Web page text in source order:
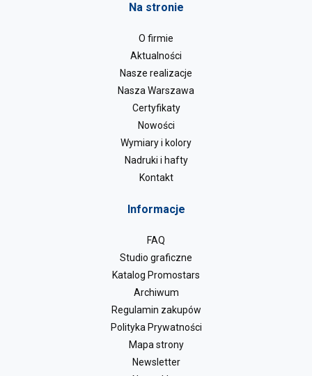
Na stronie
O firmie
Aktualności
Nasze realizacje
Nasza Warszawa
Certyfikaty
Nowości
Wymiary i kolory
Nadruki i hafty
Kontakt
Informacje
FAQ
Studio graficzne
Katalog Promostars
Archiwum
Regulamin zakupów
Polityka Prywatności
Mapa strony
Newsletter